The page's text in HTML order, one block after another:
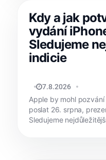
Kdy a jak
vydání
Sledujeme
indicie
MATYÁŠ KOZÁK
7.8.2026
Apple by mohl
poslat 26. srpna,
Sledujeme